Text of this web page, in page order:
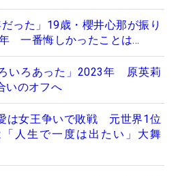
だった」19歳・櫻井心那が振り
一番悔しかったことは…
ろいろあった」2023年 原英莉
いのオフへ
は女王争いで敗戦 元世界1位
人生で一度は出たい」大舞